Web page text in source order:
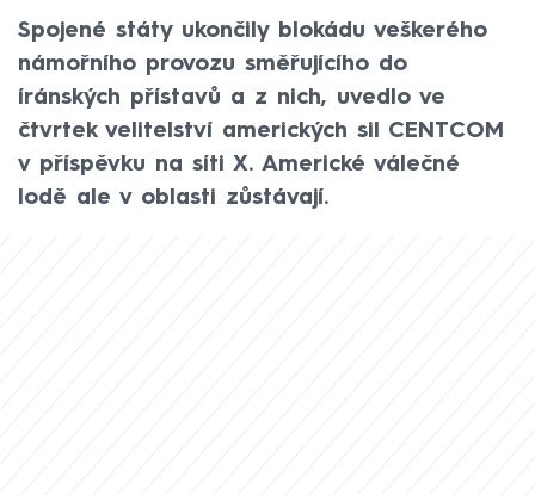
Spojené státy ukončily blokádu veškerého
námořního provozu směřujícího do
íránských přístavů a z nich, uvedlo ve
čtvrtek velitelství amerických sil CENTCOM
v příspěvku na síti X. Americké válečné
lodě ale v oblasti zůstávají.